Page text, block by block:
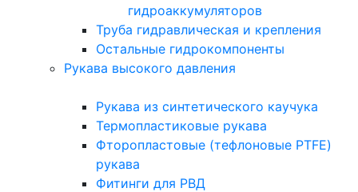
гидроаккумуляторов
Труба гидравлическая и крепления
Остальные гидрокомпоненты
Рукава высокого давления
Рукава из синтетического каучука
Термопластиковые рукава
Фторопластовые (тефлоновые PTFE)
рукава
Фитинги для РВД